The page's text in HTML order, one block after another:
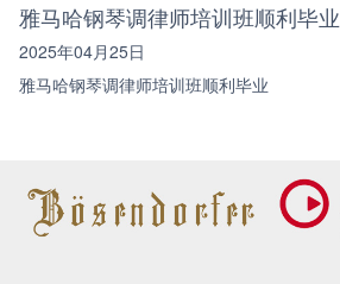
雅马哈钢琴调律师培训班顺利毕业
2025年04月25日
雅马哈钢琴调律师培训班顺利毕业